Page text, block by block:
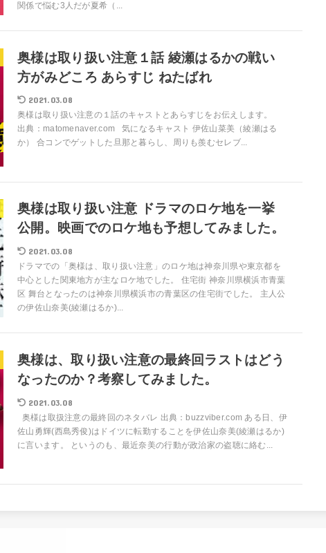
関係で悩む3人だが夏希（...
奥様は取り扱い注意１話 綾瀬はるかの戦い
方がみどころ あらすじ ねたばれ
2021.03.08
奥様は取り扱い注意の１話のキャストとあらすじをお伝えします。
出典：matomenaver.com 気になるキャスト 伊佐山菜美（綾瀬はる
か） 合コンでゲットした旦那と暮らし、周りも羨むセレブ...
奥様は取り扱い注意 ドラマのロケ地を一挙
公開。映画でのロケ地も予想してみました。
2021.03.08
ドラマでの「奥様は、取り扱い注意」のロケ地は神奈川県や東京都を
中心とした関東地方が主なロケ地でした。 住宅街 神奈川県横浜市青葉
区 舞台となったのは神奈川県横浜市の青葉区の住宅街でした。 主人公
の伊佐山奈美(綾瀬はるか)...
奥様は、取り扱い注意の最終回ラストはどう
なったのか？考察してみました。
2021.03.08
奥様は取扱注意の最終回のネタバレ 出典：buzzviber.com ある日、伊
佐山勇輝(西島秀俊)はドイツに転勤することを伊佐山奈美(綾瀬はるか)
に言います。 というのも、最近奈美の行動が政治家の盗聴に絡む...